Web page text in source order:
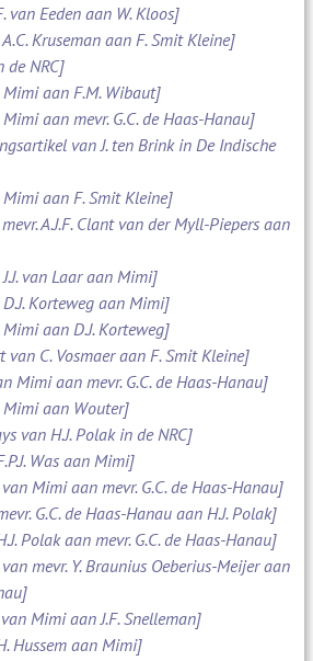
van Eeden aan W. Kloos]
Kruseman aan F. Smit Kleine]
de NRC]
aan F.M. Wibaut]
aan mevr. G.C. de Haas-Hanau]
van J. ten Brink in De Indische
aan F. Smit Kleine]
A.J.F. Clant van der Myll-Piepers aan
van Laar aan Mimi]
Korteweg aan Mimi]
aan D.J. Korteweg]
C. Vosmaer aan F. Smit Kleine]
Mimi aan mevr. G.C. de Haas-Hanau]
aan Wouter]
van H.J. Polak in de NRC]
Was aan Mimi]
Mimi aan mevr. G.C. de Haas-Hanau]
G.C. de Haas-Hanau aan H.J. Polak]
Polak aan mevr. G.C. de Haas-Hanau]
mevr. Y. Braunius Oeberius-Meijer aan
Mimi aan J.F. Snelleman]
Hussem aan Mimi]